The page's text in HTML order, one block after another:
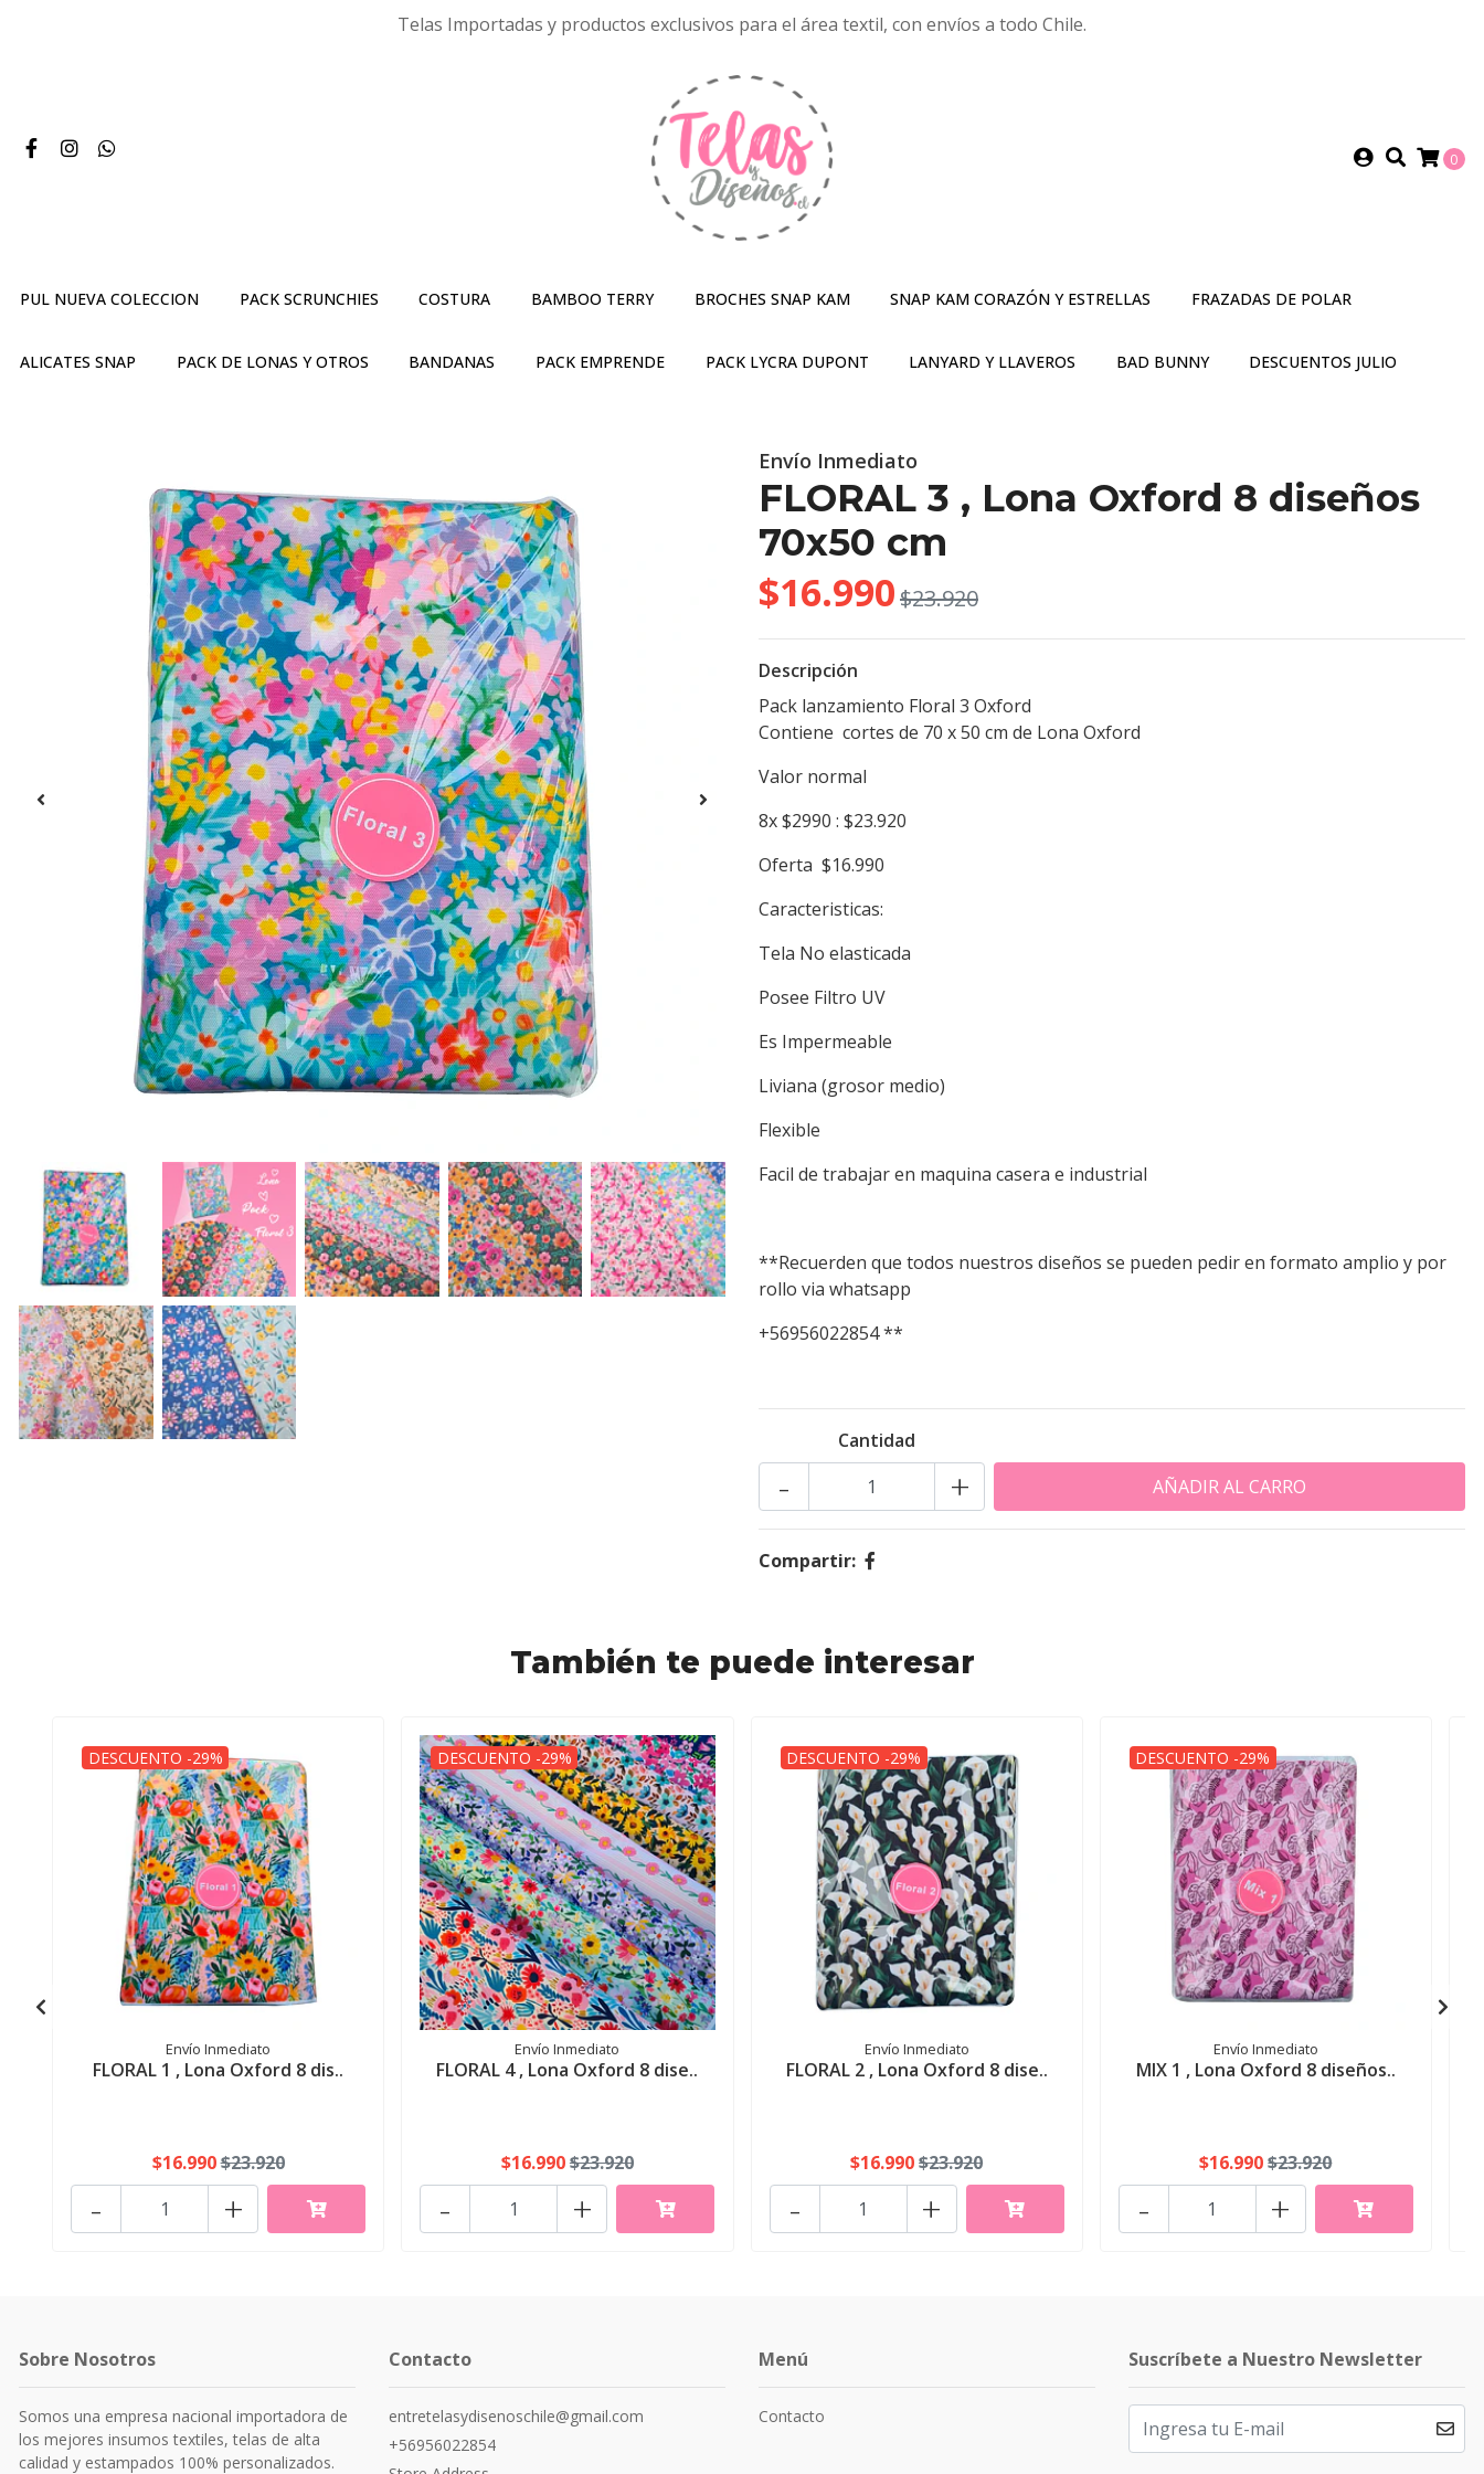
Telas Importadas y productos exclusivos para el área textil, con envíos a todo Chile.
0
PUL NUEVA COLECCION PACK SCRUNCHIES COSTURA BAMBOO TERRY BROCHES SNAP KAM SNAP KAM CORAZÓN Y ESTRELLAS FRAZADAS DE POLAR
ALICATES SNAP PACK DE LONAS Y OTROS BANDANAS PACK EMPRENDE PACK LYCRA DUPONT LANYARD Y LLAVEROS BAD BUNNY DESCUENTOS JULIO
Envío Inmediato
FLORAL 3 , Lona Oxford 8 diseños
70x50 cm
$16.990$23.920
Descripción
Pack lanzamiento Floral 3 Oxford
Contiene cortes de 70 x 50 cm de Lona Oxford
Valor normal
8x $2990 : $23.920
Oferta $16.990
Caracteristicas:
Tela No elasticada
Posee Filtro UV
Es Impermeable
Liviana (grosor medio)
Flexible
Facil de trabajar en maquina casera e industrial
**Recuerden que todos nuestros diseños se pueden pedir en formato amplio y por
rollo via whatsapp
+56956022854 **
Cantidad
+
-
Compartir:
También te puede interesar
DESCUENTO -29%
Envío Inmediato
FLORAL 1 , Lona Oxford 8 dis..
$16.990$23.920
+
-
DESCUENTO -29%
Envío Inmediato
FLORAL 4 , Lona Oxford 8 dise..
$16.990$23.920
+
-
DESCUENTO -29%
Envío Inmediato
FLORAL 2 , Lona Oxford 8 dise..
$16.990$23.920
+
-
DESCUENTO -29%
Envío Inmediato
MIX 1 , Lona Oxford 8 diseños..
$16.990$23.920
+
-
Sobre Nosotros
Somos una empresa nacional importadora de
los mejores insumos textiles, telas de alta
calidad y estampados 100% personalizados.
Contacto
entretelasydisenoschile@gmail.com
+56956022854
Menú
Contacto
Suscríbete a Nuestro Newsletter